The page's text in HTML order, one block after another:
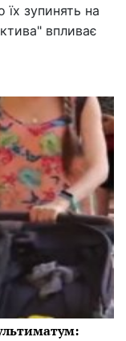
зупинять на
впливає